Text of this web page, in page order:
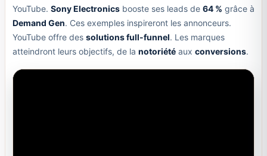
YouTube. Sony Electronicsbooste ses leads de 64 % grâce à
Demand Gen. Ces exemples inspireront les annonceurs.
YouTube offre des solutions full-funnel. Les marques
atteindront leurs objectifs, de la notoriétéaux conversions.